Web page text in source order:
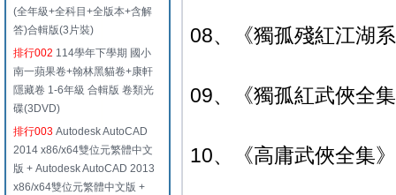
(全年級+全科目+全版本+含解
答)合輯版(3片裝)
排行002 114學年下學期 國小
南一蘋果卷+翰林黑貓卷+康軒
隱藏卷 1-6年級 合輯版 卷類光
碟(3DVD)
排行003 Autodesk AutoCAD
2014 x86/x64雙位元繁體中文
版 + Autodesk AutoCAD 2013
x86/x64雙位元繁體中文版 +
08、《獨孤殘紅江湖
09、《獨孤紅武俠全
10、《高庸武俠全集